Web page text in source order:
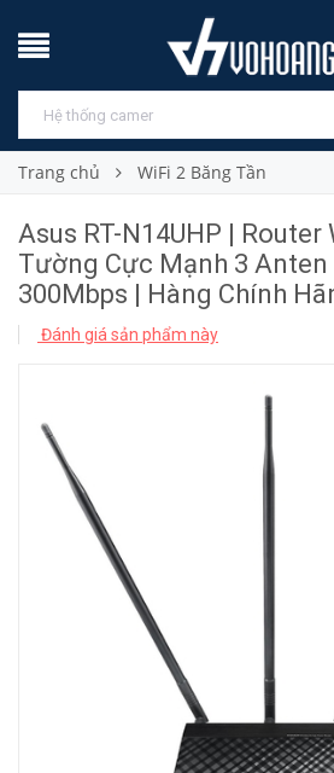
Trang chủ WiFi 2 Băng Tần
Asus RT-N14UHP | Router
Tường Cực Mạnh 3 Anten
300Mbps | Hàng Chính
Đánh giá sản phẩm này